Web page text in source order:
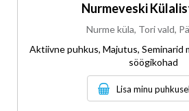
Nurmeveski
Nurme küla, Tori vald,
Aktiivne puhkus, Majutus, Seminarid
söögikohad
Lisa minu